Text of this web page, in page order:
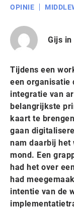
OPINIE
Gijs in
Tijdens een
een organisatie
integratie van
belangrijkste
kaart te
gaan
nam daarbij het
mond. Een
had het over
had
intentie van de